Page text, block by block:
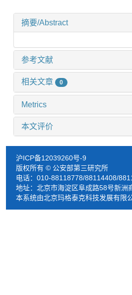
摘要/Abstract
参考文献
相关文章 0
Metrics
本文评价
沪ICP备12039260号-9
版权所有 © 公安部第三研究所
电话：010-88118778/88114408/
地址：北京市海淀区阜成路58号新
本系统由北京玛格泰克科技发展有限